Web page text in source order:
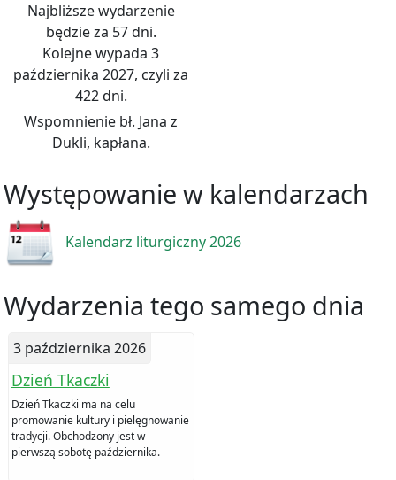
Najbliższe wydarzenie
będzie za 57 dni.
Kolejne wypada 3
października 2027, czyli za
422 dni.
Wspomnienie bł. Jana z
Dukli, kapłana.
Występowanie w kalendarzach
Kalendarz liturgiczny 2026
Wydarzenia tego samego dnia
3 października 2026
Dzień Tkaczki
Dzień Tkaczki ma na celu
promowanie kultury i pielęgnowanie
tradycji. Obchodzony jest w
pierwszą sobotę października.